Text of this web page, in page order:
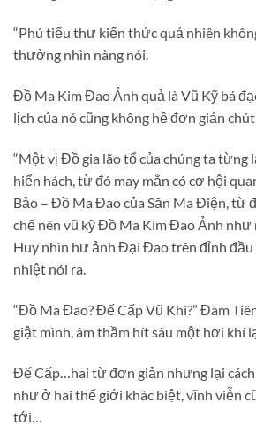
“Phú tiểu thư kiến thức quả nhiên
thưởng nhìn nàng nói.
Đồ Ma Kim Đao Ảnh quả là Vũ Kỹ bá
lịch của nó cũng không hề đơn giản
“Một vị Đồ gia lão tổ của chúng ta từng
hiển hách, từ đó may mắn có cơ hội
Bảo – Đồ Ma Đao của Săn Ma Điện, từ
chế nên vũ kỹ Đồ Ma Kim Đao Ảnh như
Huy nhìn hư ảnh Đại Đao trên đỉnh đầu
nhiệt nói ra.
“Đồ Ma Đao? Đế Cấp Vũ Khí?” Đám
giật mình, âm thầm hít sâu một hơi khí
Đế Cấp…hai từ đơn giản nhưng lại cách
như ở hai thế giới khác biệt, vĩnh viễn
tới…